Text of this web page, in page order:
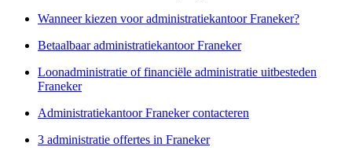
Wanneer kiezen voor administratiekantoor Franeker?
Betaalbaar administratiekantoor Franeker
Loonadministratie of financiële administratie uitbesteden
Franeker
Administratiekantoor Franeker contacteren
3 administratie offertes in Franeker